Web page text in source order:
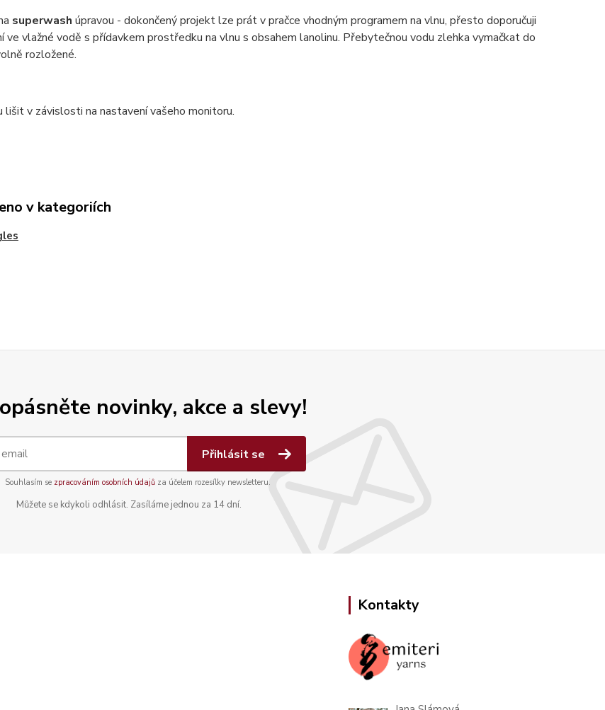
superwash úpravou - dokončený projekt lze prát v pračce vhodným programem na vlnu, přesto doporučuji
ve vlažné vodě s přídavkem prostředku na vlnu s obsahem lanolinu. Přebytečnou vodu zlehka vymačkat do
rozložené.
lišit v závislosti na nastavení vašeho monitoru.
v kategoriích
novinky, akce a slevy!
Přihlásit se
Souhlasím se zpracováním osobních údajůza účelem rozesílky newsletteru.
Můžete se kdykoli odhlásit. Zasíláme jednou za 14 dní.
Kontakty